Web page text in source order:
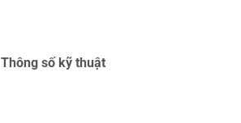
Thông số kỹ thuật